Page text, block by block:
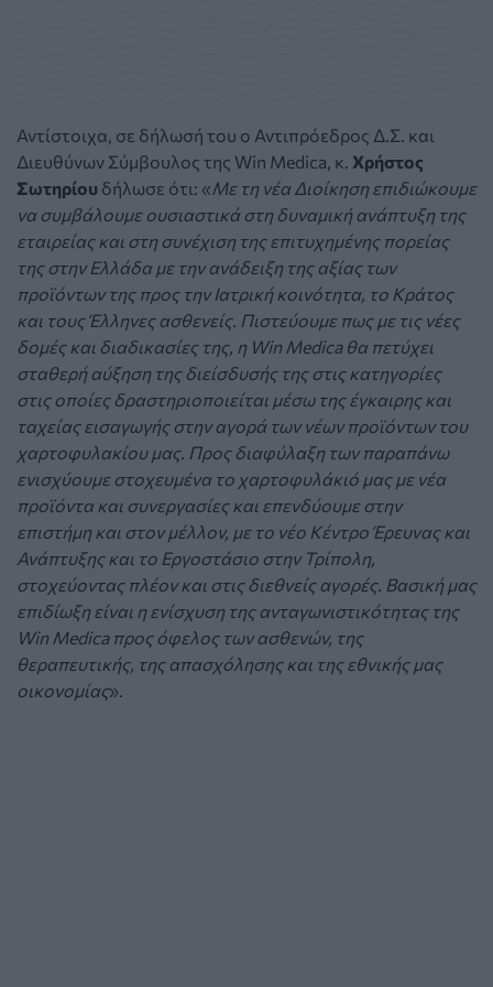
Αντίστοιχα, σε δήλωσή του ο Αντιπρόεδρος Δ.Σ. και
Διευθύνων Σύμβουλος της Win Medica, κ. Χρήστος
Σωτηρίου δήλωσε ότι: «Με τη νέα Διοίκηση επιδιώκουμε
να συμβάλουμε ουσιαστικά στη δυναμική ανάπτυξη της
εταιρείας και στη συνέχιση της επιτυχημένης πορείας
της στην Ελλάδα με την ανάδειξη της αξίας των
προϊόντων της προς την Ιατρική κοινότητα, το Κράτος
και τους Έλληνες ασθενείς. Πιστεύουμε πως με τις νέες
δομές και διαδικασίες της, η Win Medica θα πετύχει
σταθερή αύξηση της διείσδυσής της στις κατηγορίες
στις οποίες δραστηριοποιείται μέσω της έγκαιρης και
ταχείας εισαγωγής στην αγορά των νέων προϊόντων του
χαρτοφυλακίου μας. Προς διαφύλαξη των παραπάνω
ενισχύουμε στοχευμένα το χαρτοφυλάκιό μας με νέα
προϊόντα και συνεργασίες και επενδύουμε στην
επιστήμη και στον μέλλον, με το νέο Κέντρο Έρευνας και
Ανάπτυξης και το Εργοστάσιο στην Τρίπολη,
στοχεύοντας πλέον και στις διεθνείς αγορές. Βασική μας
επιδίωξη είναι η ενίσχυση της ανταγωνιστικότητας της
Win Medica προς όφελος των ασθενών, της
θεραπευτικής, της απασχόλησης και της εθνικής μας
οικονομίας».